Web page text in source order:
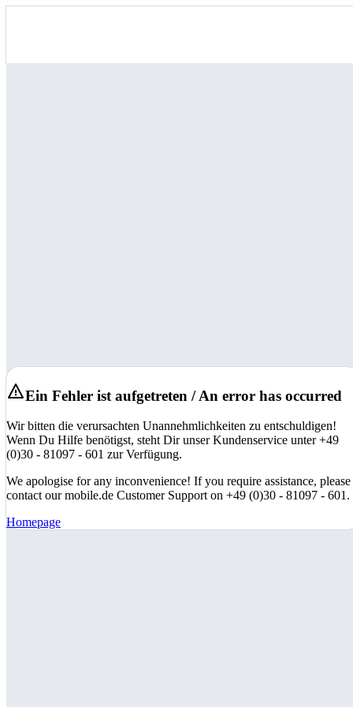
Ein Fehler ist aufgetreten / An error has occurred
Wir bitten die verursachten Unannehmlichkeiten zu entschuldigen!
Wenn Du Hilfe benötigst, steht Dir unser Kundenservice unter +49
(0)30 - 81097 - 601 zur Verfügung.
We apologise for any inconvenience! If you require assistance, please
contact our mobile.de Customer Support on +49 (0)30 - 81097 - 601.
Homepage